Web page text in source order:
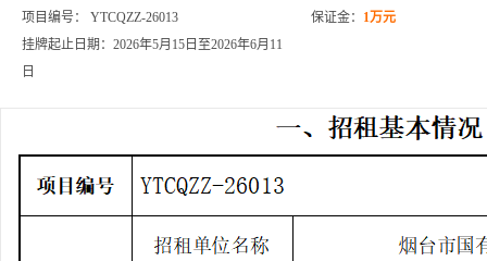
项目编号： YTCQZZ-26013 保证金： 1万元
挂牌起止日期：2026年5月15日至2026年6月11
日